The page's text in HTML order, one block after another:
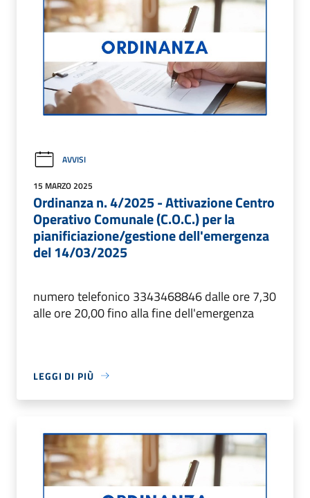
AVVISI
15 MARZO 2025
Ordinanza n. 4/2025 - Attivazione Centro
Operativo Comunale (C.O.C.) per la
pianificiazione/gestione dell'emergenza
del 14/03/2025
numero telefonico 3343468846 dalle ore 7,30
alle ore 20,00 fino alla fine dell'emergenza
LEGGI DI PIÙ